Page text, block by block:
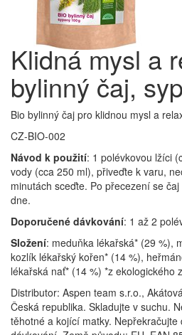
Klidná mysl a
bylinný čaj,
Bio bylinný čaj pro klidnou mysl a
CZ-BIO-002
Návod k použití: 1 polévkovou lžíci
vody (cca 250 ml), přiveďte k varu,
minutách sceďte. Po přecezení se
dne.
Doporučené dávkování: 1 až 2
Složení: meduňka lékařská* (29 %),
kozlík lékařský kořen* (14 %),
lékařská nať* (14 %) *z ekologického
Distributor: Aspen team s.r.o.,
Česká republika. Skladujte v suchu.
těhotné a kojící matky.